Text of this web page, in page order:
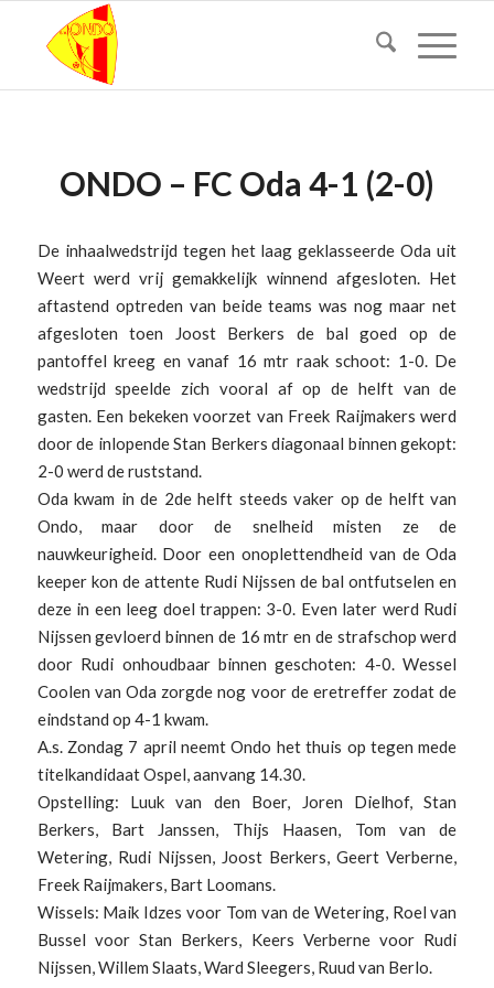
ONDO – FC Oda 4-1 (2-0)
De inhaalwedstrijd tegen het laag geklasseerde Oda uit
Weert werd vrij gemakkelijk winnend afgesloten. Het
aftastend optreden van beide teams was nog maar net
afgesloten toen Joost Berkers de bal goed op de
pantoffel kreeg en vanaf 16 mtr raak schoot: 1-0. De
wedstrijd speelde zich vooral af op de helft van de
gasten. Een bekeken voorzet van Freek Raijmakers werd
door de inlopende Stan Berkers diagonaal binnen gekopt:
2-0 werd de ruststand.
Oda kwam in de 2de helft steeds vaker op de helft van
Ondo, maar door de snelheid misten ze de
nauwkeurigheid. Door een onoplettendheid van de Oda
keeper kon de attente Rudi Nijssen de bal ontfutselen en
deze in een leeg doel trappen: 3-0. Even later werd Rudi
Nijssen gevloerd binnen de 16 mtr en de strafschop werd
door Rudi onhoudbaar binnen geschoten: 4-0. Wessel
Coolen van Oda zorgde nog voor de eretreffer zodat de
eindstand op 4-1 kwam.
A.s. Zondag 7 april neemt Ondo het thuis op tegen mede
titelkandidaat Ospel, aanvang 14.30.
Opstelling: Luuk van den Boer, Joren Dielhof, Stan
Berkers, Bart Janssen, Thijs Haasen, Tom van de
Wetering, Rudi Nijssen, Joost Berkers, Geert Verberne,
Freek Raijmakers, Bart Loomans.
Wissels: Maik Idzes voor Tom van de Wetering, Roel van
Bussel voor Stan Berkers, Keers Verberne voor Rudi
Nijssen, Willem Slaats, Ward Sleegers, Ruud van Berlo.